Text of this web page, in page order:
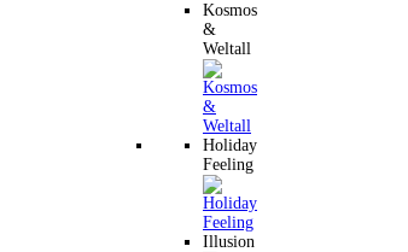
Kosmos
&
Weltall
Holiday
Feeling
Illusion